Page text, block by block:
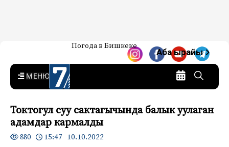
7-канал. Жаңылыктар —
Кыргызстан
Жаңылыктар — Кыргызстан
Погода в Бишкеке
Аба ырайы
MENU
Токтогул суу сактагычында балык уулаган
адамдар кармалды
880 15:47 10.10.2022